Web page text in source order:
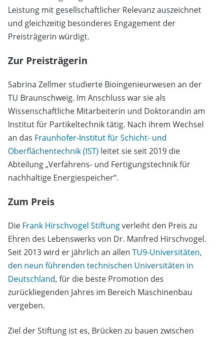
Leistung mit gesellschaftlicher Relevanz auszeichnet
und gleichzeitig besonderes Engagement der
Preisträgerin würdigt.
Zur Preisträgerin
Sabrina Zellmer studierte Bioingenieurwesen an der
TU Braunschweig. Im Anschluss war sie als
Wissenschaftliche Mitarbeiterin und Doktorandin am
Institut für Partikeltechnik tätig. Nach ihrem Wechsel
an das Fraunhofer-Institut für Schicht- und
Oberflächentechnik (IST) leitet sie seit 2019 die
Abteilung „Verfahrens- und Fertigungstechnik für
nachhaltige Energiespeicher“.
Zum Preis
Die Frank Hirschvogel Stiftungverleiht den Preis zu
Ehren des Lebenswerks von Dr. Manfred Hirschvogel.
Seit 2013 wird er jährlich an allen TU9-Universitäten,
den neun führenden technischen Universitäten in
Deutschland, für die beste Promotion des
zurückliegenden Jahres im Bereich Maschinenbau
vergeben.
Ziel der Stiftung ist es, Brücken zu bauen zwischen